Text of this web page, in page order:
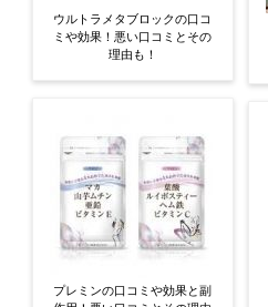
ウルトラメタブロックの口コ
ミや効果！悪い口コミとその
理由も！
プレミンの口コミや効果と副